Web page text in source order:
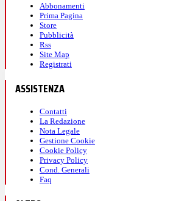
Abbonamenti
Prima Pagina
Store
Pubblicità
Rss
Site Map
Registrati
ASSISTENZA
Contatti
La Redazione
Nota Legale
Gestione Cookie
Cookie Policy
Privacy Policy
Cond. Generali
Faq